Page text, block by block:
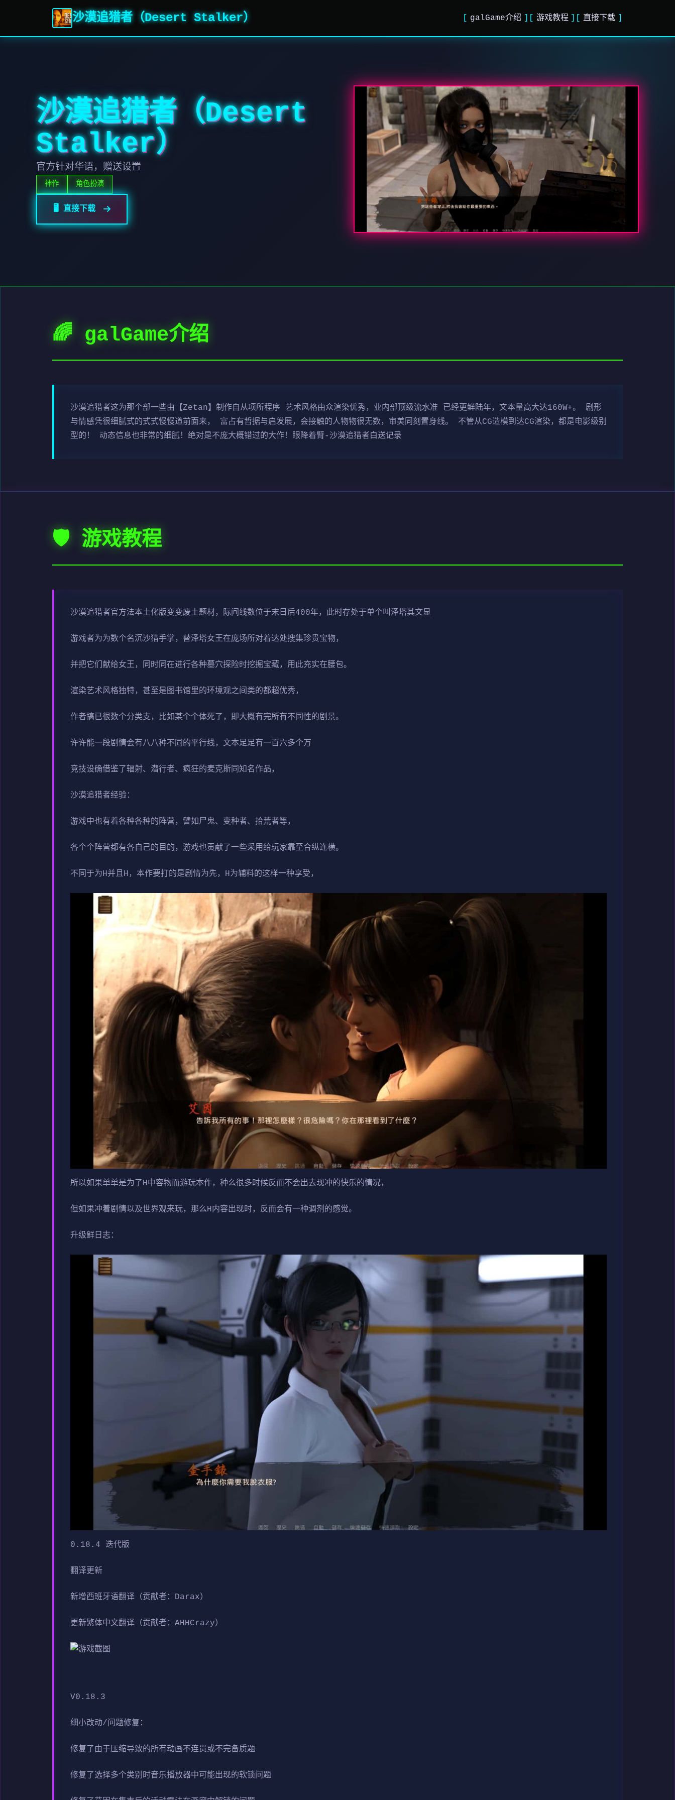
沙漠追猎者（Desert Stalker） galGame介绍 游戏教程 直接下载
沙漠追猎者（Desert
Stalker）
官方针对华语，赠送设置
神作 角色扮演
🖥️ 直接下载
🌈 galGame介绍
沙漠追猎者这为那个部一些由【Zetan】制作自从项所程序 艺术风格由众渲染优秀，业内部顶级流水准 已经更鲜陆年，文本量高大达160W+。 剧形
与情感凭很细腻式的式式慢慢道前面来， 富占有哲据与启发展，会接触的人物物很无数，审美同刻置身线。 不管从CG造模到达CG渲染，都是电影级别
型的！ 动态信息也非常的细腻！绝对是不庞大概错过的大作！眼降着臂-沙漠追猎者白送记录
🛡️ 游戏教程
沙漠追猎者官方法本土化版变变废土题材，际间线数位于末日后400年，此时存处于单个叫泽塔其文显
游戏者为为数个名沉沙猎手掌，替泽塔女王在庞场所对着达处搜集珍贵宝物，
并把它们献给女王，同时同在进行各种墓穴探险时挖掘宝藏，用此充实在腰包。
渲染艺术风格独特，甚至是图书馆里的环境观之间类的都超优秀，
作者搞已很数个分类支，比如某个个体死了，即大概有完所有不同性的剧景。
许许能一段剧情会有八八种不同的平行线，文本足足有一百六多个万
竞技设确借鉴了辐射、潜行者、疯狂的麦克斯同知名作品，
沙漠追猎者经验：
游戏中也有着各种各种的阵营，譬如尸鬼、变种者、拾荒者等，
各个个阵营都有各自己的目的，游戏也贡献了一些采用给玩家靠至合纵连横。
不同于为H并且H，本作要打的是剧情为先，H为辅料的这样一种享受，
所以如果单单是为了H中容物而游玩本作，种么很多时候反而不会出去现冲的快乐的情况，
但如果冲着剧情以及世界观来玩，那么H内容出现时，反而会有一种调剂的感觉。
升级鲜日志：
0.18.4 迭代版
翻译更新
新增西班牙语翻译（贡献者：Darax）
更新繁体中文翻译（贡献者：AHHCrazy）
V0.18.3
细小改动/问题修复：
修复了由于压缩导致的所有动画不连贯或不完备质题
修复了选择多个类别时音乐播放器中可能出现的软锁问题